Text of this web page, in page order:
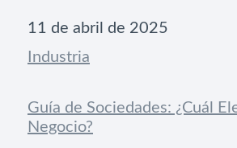
Fecha
11 de abril de 2025
Respecto a
Industria
Guía de Sociedades: ¿Cuál
Negocio?